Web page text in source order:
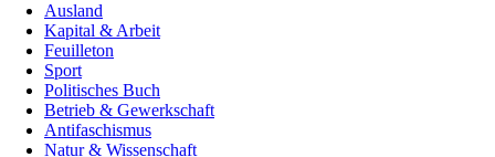
Ausland
Kapital & Arbeit
Feuilleton
Sport
Politisches Buch
Betrieb & Gewerkschaft
Antifaschismus
Natur & Wissenschaft